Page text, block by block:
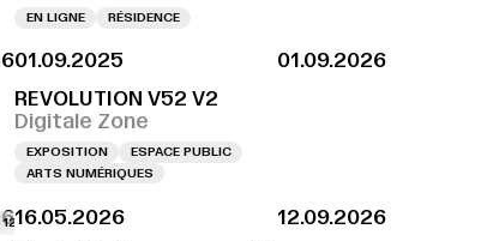
EN LIGNE RÉSIDENCE
01.09.2025
01.09.2026
REVOLUTION V52 V2
Digitale Zone
EXPOSITION
ESPACE PUBLIC
ARTS NUMÉRIQUES
LE 09.09.2026 À 18H VERNISSAGE LE 09.09.2026 À 18H
À 11H VERNISSAGE LE 12.09.2026 À 11H VERNISSAGE LE
16.05.2026
12.09.2026